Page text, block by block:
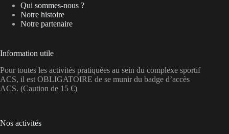
Qui sommes-nous ?
Notre histoire
Notre partenaire
Information utile
Pour toutes les activités pratiquées au sein du complexe sportif
ACS, il est OBLIGATOIRE de se munir du badge d’accès
ACS. (Caution de 15 €)
Nos activités